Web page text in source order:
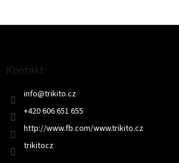
Kontakt
info@trikito.cz
+420 606 651 655
http://www.fb.com/www.trikito.cz
trikitocz